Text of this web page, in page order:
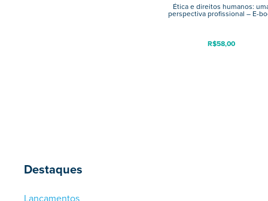
Destaques
Lançamentos
Ética e direitos humanos:
perspectiva profissional – E-
R$58,00